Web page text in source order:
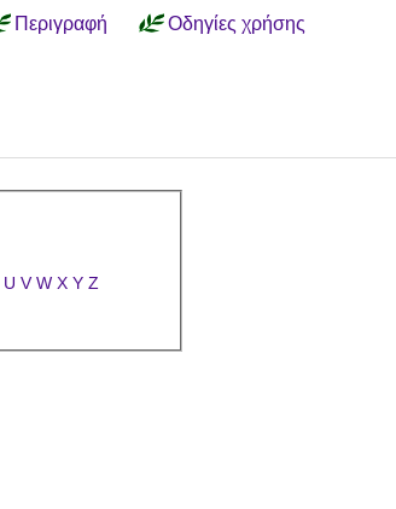
Περιγραφή Οδηγίες χρήσης
U V W X Y Z